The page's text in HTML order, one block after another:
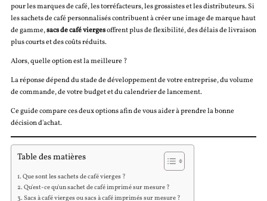
pour les marques de café, les torréfacteurs, les grossistes et les distributeurs. Si
les sachets de café personnalisés contribuent à créer une image de marque haut
de gamme,sacs de café viergesoffrent plus de flexibilité, des délais de livraison
plus courts et des coûts réduits.
Alors, quelle option est la meilleure ?
La réponse dépend du stade de développement de votre entreprise, du volume
de commande, de votre budget et du calendrier de lancement.
Ce guide compare ces deux options afin de vous aider à prendre la bonne
décision d'achat.
Table des matières
Que sont les sachets de café vierges ?
Qu'est-ce qu'un sachet de café imprimé sur mesure ?
Sacs à café vierges ou sacs à café imprimés sur mesure ?